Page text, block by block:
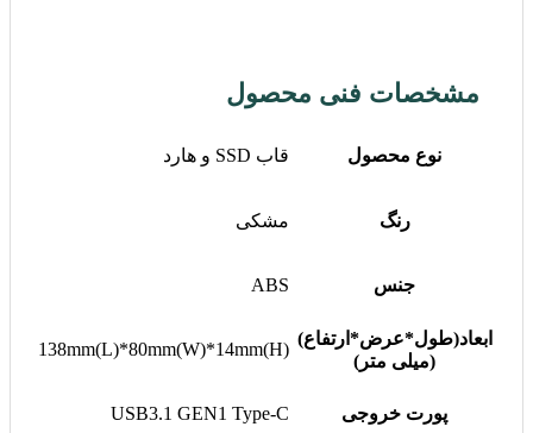
مشخصات فنی محصول
نوع محصول قاب SSD و هارد
رنگ مشکی
جنس ABS
ابعاد(طول*عرض*ارتفاع)
(میلی متر)
138mm(L)*80mm(W)*14mm(H)
پورت خروجی USB3.1 GEN1 Type-C